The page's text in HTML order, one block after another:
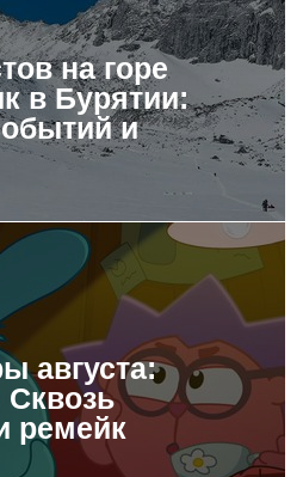
на горе
в Бурятии:
и
августа:
ремейк